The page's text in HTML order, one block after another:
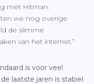
met Hitman:
we nog overige
de slimme
van het internet.”
is voor veel
laatste jaren is stabiel